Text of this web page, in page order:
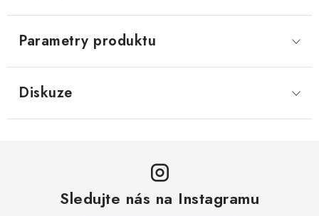
Parametry produktu
Diskuze
Sledujte nás na Instagramu